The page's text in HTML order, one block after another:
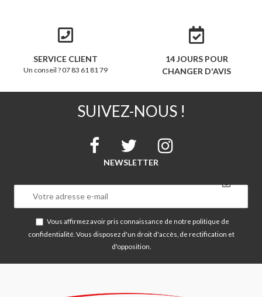
SERVICE CLIENT
Un conseil ? 07 83 61 81 79
14 JOURS POUR
CHANGER D'AVIS
SUIVEZ-NOUS !
NEWSLETTER
Vous affirmez avoir pris connaissance de notre politique de
confidentialité . Vous disposez d'un droit d'accès, de rectification et
d'opposition.